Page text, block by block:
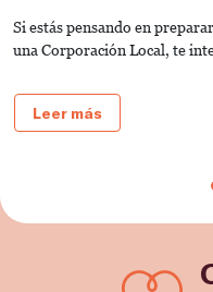
Si estás pensando en
una Corporación Local, te
Leer más